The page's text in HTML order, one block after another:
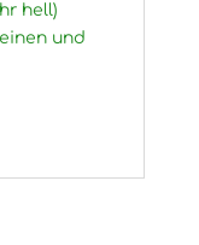
hell)
und